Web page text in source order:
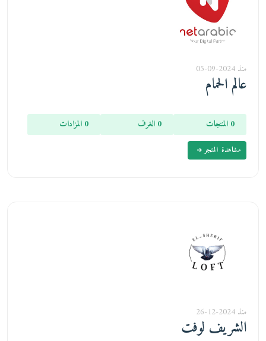
منذ 2024-09-05
عالم الحمام
0 المنتجات 0 الغرف 0 المزادات
مشاهدة المتجر
منذ 2024-12-26
الشريف لوفت